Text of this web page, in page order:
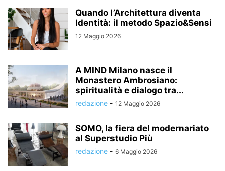
Quando l’Architettura diventa
Identità: il metodo Spazio&Sensi
12 Maggio 2026
A MIND Milano nasce il
Monastero Ambrosiano:
spiritualità e dialogo tra...
redazione - 12 Maggio 2026
SOMO, la fiera del modernariato
al Superstudio Più
redazione - 6 Maggio 2026